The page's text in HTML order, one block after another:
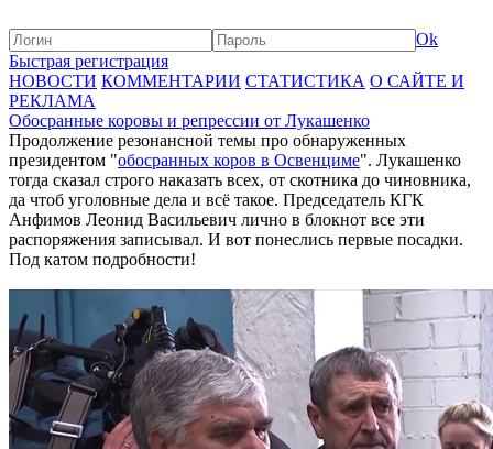
Ok
Быстрая регистрация
НОВОСТИ КОММЕНТАРИИ СТАТИСТИКА О САЙТЕ И
РЕКЛАМА
Обосранные коровы и репрессии от Лукашенко
Продолжение резонансной темы про обнаруженных
президентом "обосранных коров в Освенциме". Лукашенко
тогда сказал строго наказать всех, от скотника до чиновника,
да чтоб уголовные дела и всё такое. Председатель КГК
Анфимов Леонид Васильевич лично в блокнот все эти
распоряжения записывал. И вот понеслись первые посадки.
Под катом подробности!